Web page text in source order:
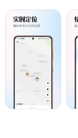
爱的人在三生石上
地图中查看对方位
的定位，精准到楼
全天轨迹，可随时
公司智能提醒，让
开口也能被看见】